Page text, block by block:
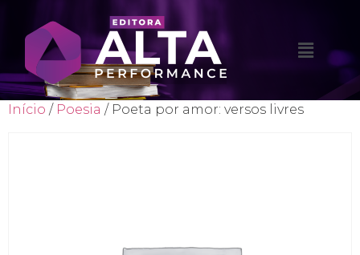
Início / Poesia / Poeta por amor: versos livres